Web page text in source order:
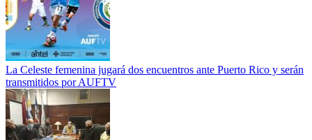
La Celeste femenina jugará dos encuentros ante Puerto Rico y serán
transmitidos por AUFTV